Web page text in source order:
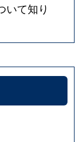
いて知り